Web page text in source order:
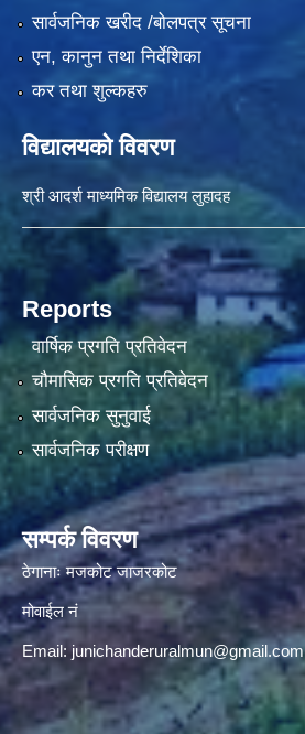
सार्वजनिक खरीद /बोलपत्र सूचना
एन, कानुन तथा निर्देशिका
कर तथा शुल्कहरु
विद्यालयको विवरण
श्री आदर्श माध्यमिक विद्यालय लुहादह
Reports
वार्षिक प्रगति प्रतिवेदन
चौमासिक प्रगति प्रतिवेदन
सार्वजनिक सुनुवाई
सार्वजनिक परीक्षण
सम्पर्क विवरण
ठेगानाः मजकोट जाजरकोट
मोवाईल नं
Email:junichanderuralmun@gmail.com